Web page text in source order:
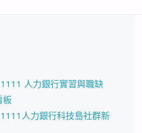
人力銀行實習與職缺
板
人力銀行科技島社群新